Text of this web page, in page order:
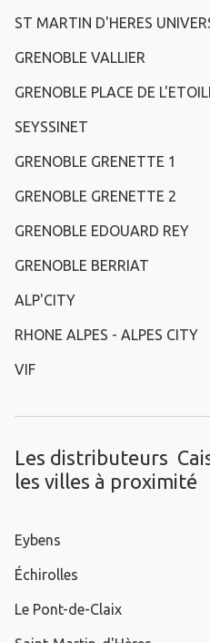
ST MARTIN D'HERES
GRENOBLE VALLIER
GRENOBLE PLACE DE
SEYSSINET
GRENOBLE GRENETTE 1
GRENOBLE GRENETTE 2
GRENOBLE EDOUARD REY
GRENOBLE BERRIAT
ALP'CITY
RHONE ALPES - ALPES CITY
VIF
Les distributeurs
les villes à proximité
Eybens
Échirolles
Le Pont-de-Claix